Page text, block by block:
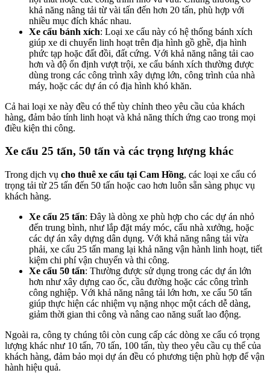
khả năng nâng tải từ vài tấn đến hơn 20 tấn, phù hợp với
nhiều mục đích khác nhau.
Xe cẩu bánh xích: Loại xe cẩu này có hệ thống bánh xích
giúp xe di chuyển linh hoạt trên địa hình gồ ghề, địa hình
phức tạp hoặc đất đồi, đất cứng. Với khả năng nâng tải cao
hơn và độ ổn định vượt trội, xe cẩu bánh xích thường được
dùng trong các công trình xây dựng lớn, công trình của nhà
máy, hoặc các dự án có địa hình khó khăn.
Cả hai loại xe này đều có thể tùy chỉnh theo yêu cầu của khách
hàng, đảm bảo tính linh hoạt và khả năng thích ứng cao trong mọi
điều kiện thi công.
Xe cẩu 25 tấn, 50 tấn và các trọng lượng khác
Trong dịch vụ cho thuê xe cẩu tại Cam Hồng, các loại xe cẩu có
trọng tải từ 25 tấn đến 50 tấn hoặc cao hơn luôn sẵn sàng phục vụ
khách hàng.
Xe cẩu 25 tấn: Đây là dòng xe phù hợp cho các dự án nhỏ
đến trung bình, như lắp đặt máy móc, cẩu nhà xưởng, hoặc
các dự án xây dựng dân dụng. Với khả năng nâng tải vừa
phải, xe cẩu 25 tấn mang lại khả năng vận hành linh hoạt, tiết
kiệm chi phí vận chuyển và thi công.
Xe cẩu 50 tấn: Thường được sử dụng trong các dự án lớn
hơn như xây dựng cao ốc, cầu đường hoặc các công trình
công nghiệp. Với khả năng nâng tải lớn hơn, xe cẩu 50 tấn
giúp thực hiện các nhiệm vụ nặng nhọc một cách dễ dàng,
giảm thời gian thi công và nâng cao năng suất lao động.
Ngoài ra, công ty chúng tôi còn cung cấp các dòng xe cẩu có trọng
lượng khác như 10 tấn, 70 tấn, 100 tấn, tùy theo yêu cầu cụ thể của
khách hàng, đảm bảo mọi dự án đều có phương tiện phù hợp để vận
hành hiệu quả.